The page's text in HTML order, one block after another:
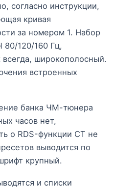
согласно инструкции,
кривая
за номером 1. Набор
80/120/160 Гц,
широкополосный.
встроенных
банка ЧМ-тюнера
часов нет,
о RDS-функции CT не
выводится по
крупный.
и списки